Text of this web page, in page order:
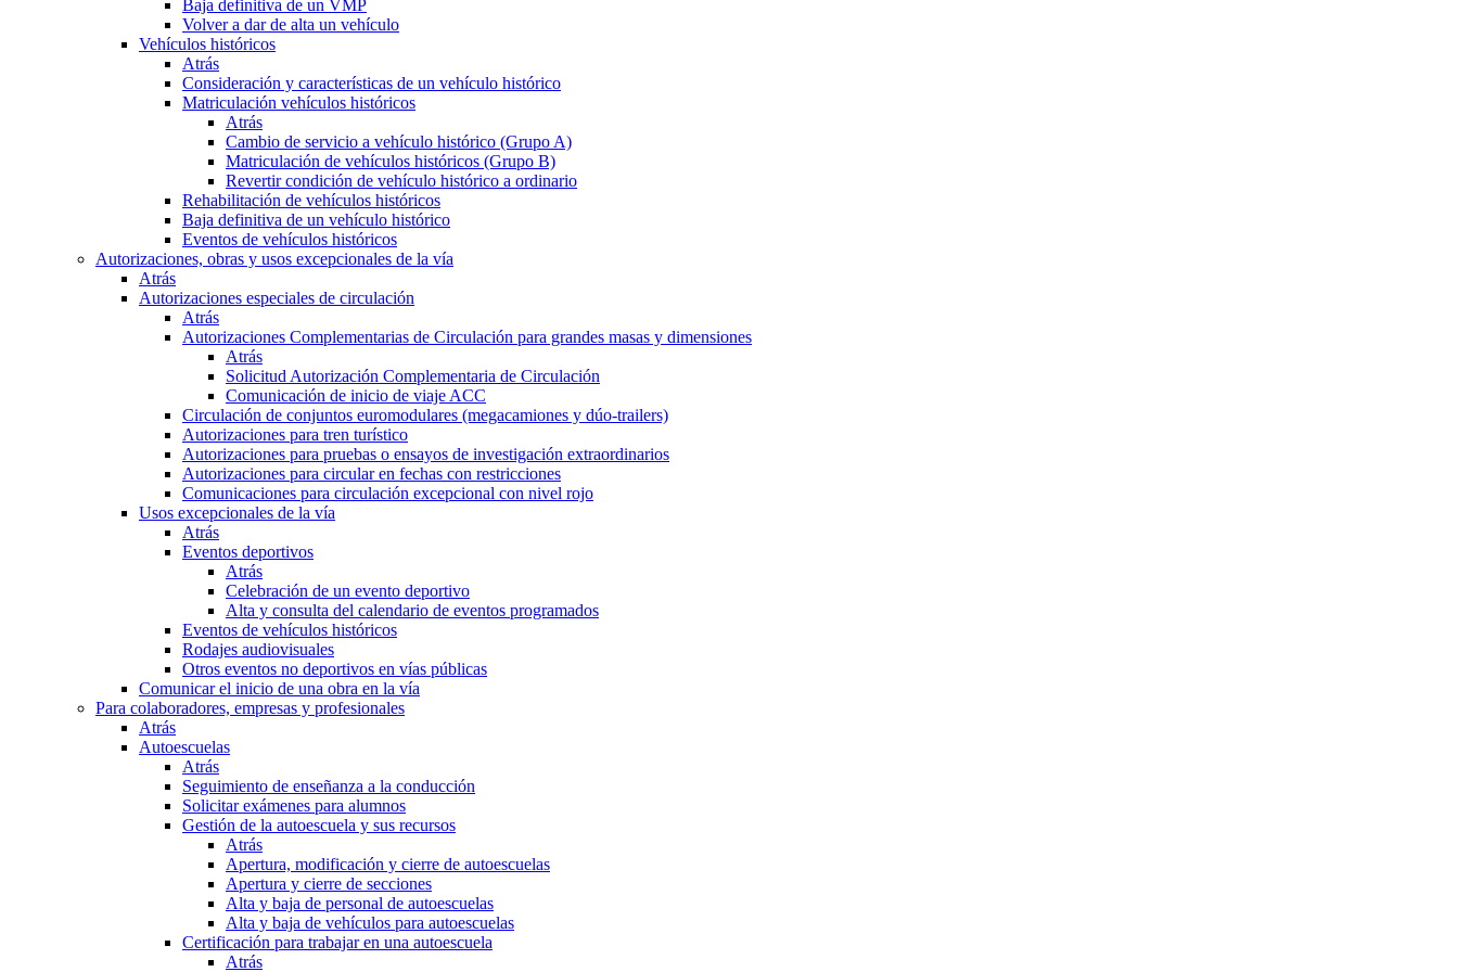
Baja definitiva de un VMP
Volver a dar de alta un vehículo
Vehículos históricos
Atrás
Consideración y características de un vehículo histórico
Matriculación vehículos históricos
Atrás
Cambio de servicio a vehículo histórico (Grupo A)
Matriculación de vehículos históricos (Grupo B)
Revertir condición de vehículo histórico a ordinario
Rehabilitación de vehículos históricos
Baja definitiva de un vehículo histórico
Eventos de vehículos históricos
Autorizaciones, obras y usos excepcionales de la vía
Atrás
Autorizaciones especiales de circulación
Atrás
Autorizaciones Complementarias de Circulación para grandes masas y dimensiones
Atrás
Solicitud Autorización Complementaria de Circulación
Comunicación de inicio de viaje ACC
Circulación de conjuntos euromodulares (megacamiones y dúo-trailers)
Autorizaciones para tren turístico
Autorizaciones para pruebas o ensayos de investigación extraordinarios
Autorizaciones para circular en fechas con restricciones
Comunicaciones para circulación excepcional con nivel rojo
Usos excepcionales de la vía
Atrás
Eventos deportivos
Atrás
Celebración de un evento deportivo
Alta y consulta del calendario de eventos programados
Eventos de vehículos históricos
Rodajes audiovisuales
Otros eventos no deportivos en vías públicas
Comunicar el inicio de una obra en la vía
Para colaboradores, empresas y profesionales
Atrás
Autoescuelas
Atrás
Seguimiento de enseñanza a la conducción
Solicitar exámenes para alumnos
Gestión de la autoescuela y sus recursos
Atrás
Apertura, modificación y cierre de autoescuelas
Apertura y cierre de secciones
Alta y baja de personal de autoescuelas
Alta y baja de vehículos para autoescuelas
Certificación para trabajar en una autoescuela
Atrás